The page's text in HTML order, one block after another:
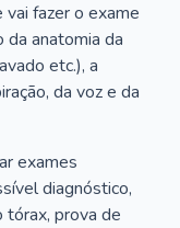
fazer o exame
da anatomia da
etc.), a
da voz e da
exames
diagnóstico,
tórax, prova de